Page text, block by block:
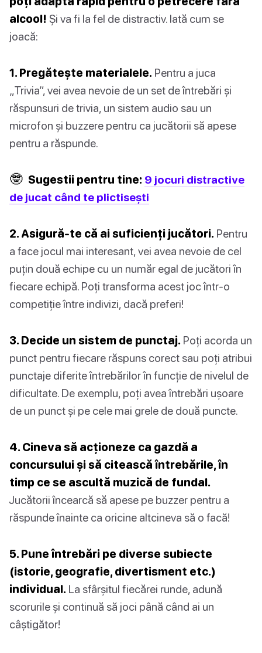
alcool! Și va fi la fel de distractiv. Iată cum se
joacă:
1. Pregătește materialele. Pentru a juca
„Trivia”, vei avea nevoie de un set de întrebări și
răspunsuri de trivia, un sistem audio sau un
microfon și buzzere pentru ca jucătorii să apese
pentru a răspunde.
🤓 Sugestii pentru tine: 9 jocuri distractive
de jucat când te plictisești
2. Asigură-te că ai suficienți jucători. Pentru
a face jocul mai interesant, vei avea nevoie de cel
puțin două echipe cu un număr egal de jucători în
fiecare echipă. Poți transforma acest joc într-o
competiție între indivizi, dacă preferi!
3. Decide un sistem de punctaj. Poți acorda un
punct pentru fiecare răspuns corect sau poți atribui
punctaje diferite întrebărilor în funcție de nivelul de
dificultate. De exemplu, poți avea întrebări ușoare
de un punct și pe cele mai grele de două puncte.
4. Cineva să acționeze ca gazdă a
concursului și să citească întrebările, în
timp ce se ascultă muzică de fundal.
Jucătorii încearcă să apese pe buzzer pentru a
răspunde înainte ca oricine altcineva să o facă!
5. Pune întrebări pe diverse subiecte
(istorie, geografie, divertisment etc.)
individual. La sfârșitul fiecărei runde, adună
scorurile și continuă să joci până când ai un
câștigător!